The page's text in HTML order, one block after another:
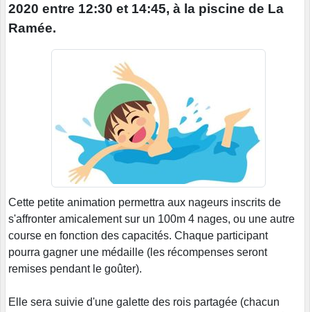
2020 entre 12:30 et 14:45, à la piscine de La
Ramée.
Cette petite animation permettra aux nageurs inscrits de
s'affronter amicalement sur un 100m 4 nages, ou une autre
course en fonction des capacités. Chaque participant
pourra gagner une médaille (les récompenses seront
remises pendant le goûter).
Elle sera suivie d'une galette des rois partagée (chacun